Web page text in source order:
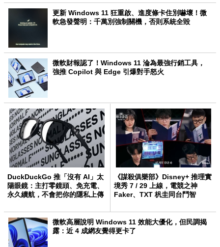
更新 Windows 11 狂重啟、進度條卡住別嚇壞！微
軟急發聲明：千萬別強制關機，否則系統全毀
微軟財報認了！Windows 11 淪為最強行銷工具，
強推 Copilot 與 Edge 引爆對手怒火
DuckDuckGo 推「沒有 AI」太
陽眼鏡：主打零鏡頭、免充電、
永久續航，不會把你的隱私上傳
《謀殺俱樂部》Disney+ 推理實
境秀 7 / 29 上線，電競之神
Faker、TXT 杋圭同台鬥智
微軟高層說明 Windows 11 效能大優化，但民調揭
露：近 4 成網友覺得更卡了